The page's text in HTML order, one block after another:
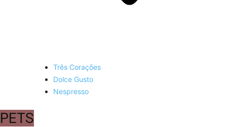
Três Corações
Dolce Gusto
Nespresso
PETS